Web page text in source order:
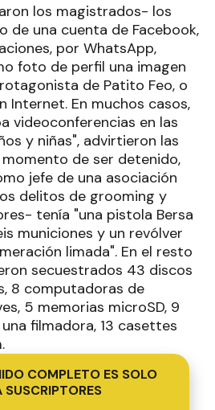
los magistrados- los
de una cuenta de Facebook,
por WhatsApp,
foto de perfil una imagen
de Patito Feo, o
Internet. En muchos casos,
videoconferencias en las
y niñas", advirtieron las
de ser detenido,
jefe de una asociación
delitos de grooming y
tenía "una pistola Bersa
municiones y un revólver
limada". En el resto
secuestrados 43 discos
8 computadoras de
5 memorias microSD, 9
filmadora, 13 casettes
COMPLETO ES SOLO
SUSCRIPTORES